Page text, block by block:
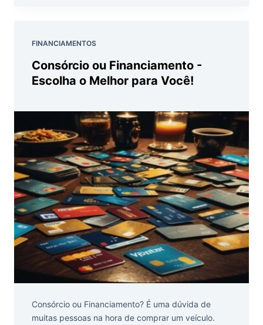
FINANCIAMENTOS
Consórcio ou Financiamento -
Escolha o Melhor para Você!
Consórcio ou Financiamento? É uma dúvida de
muitas pessoas na hora de comprar um veículo.